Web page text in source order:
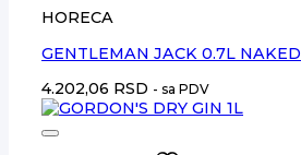
HORECA
GENTLEMAN JACK 0.7L NAKED
4.202,06 RSD - sa PDV